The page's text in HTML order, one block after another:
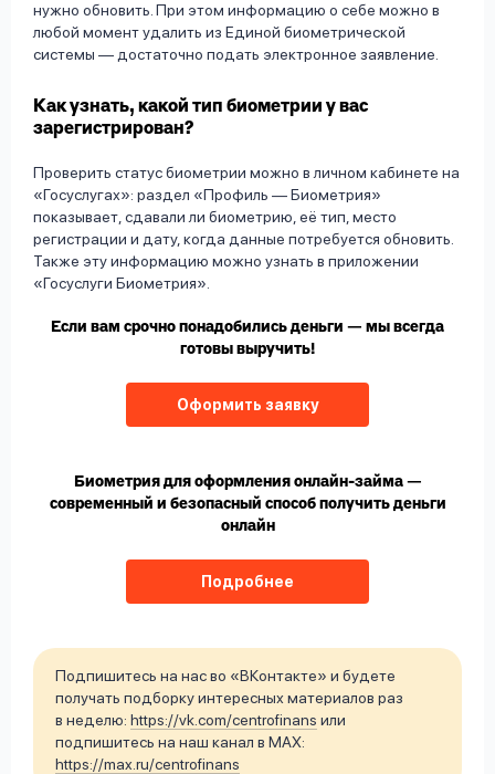
нужно обновить. При этом информацию о себе можно в
любой момент удалить из Единой биометрической
системы — достаточно подать электронное заявление.
Как узнать, какой тип биометрии у вас
зарегистрирован?
Проверить статус биометрии можно в личном кабинете на
«Госуслугах»: раздел «Профиль — Биометрия»
показывает, сдавали ли биометрию, её тип, место
регистрации и дату, когда данные потребуется обновить.
Также эту информацию можно узнать в приложении
«Госуслуги Биометрия».
Если вам срочно понадобились деньги — мы всегда
готовы выручить!
Оформить заявку
Биометрия для оформления онлайн-займа —
современный и безопасный способ получить деньги
онлайн
Подробнее
Подпишитесь на нас во «ВКонтакте» и будете
получать подборку интересных материалов раз
в неделю: https://vk.com/centrofinans или
подпишитесь на наш канал в MAX:
https://max.ru/centrofinans